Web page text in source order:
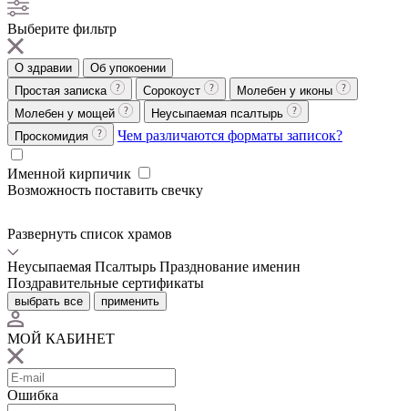
Выберите фильтр
О здравии
Об упокоении
Простая записка
Сорокоуст
Молебен у иконы
Молебен у мощей
Неусыпаемая псалтырь
Проскомидия
Чем различаются форматы записок?
Именной кирпичик
Возможность поставить свечку
Развернуть список храмов
Неусыпаемая Псалтырь Празднование именин
Поздравительные сертификаты
выбрать все применить
МОЙ КАБИНЕТ
Ошибка